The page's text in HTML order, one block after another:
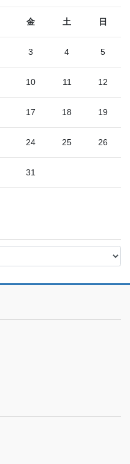
金 土 日
3 4 5
10 11 12
17 18 19
24 25 26
31